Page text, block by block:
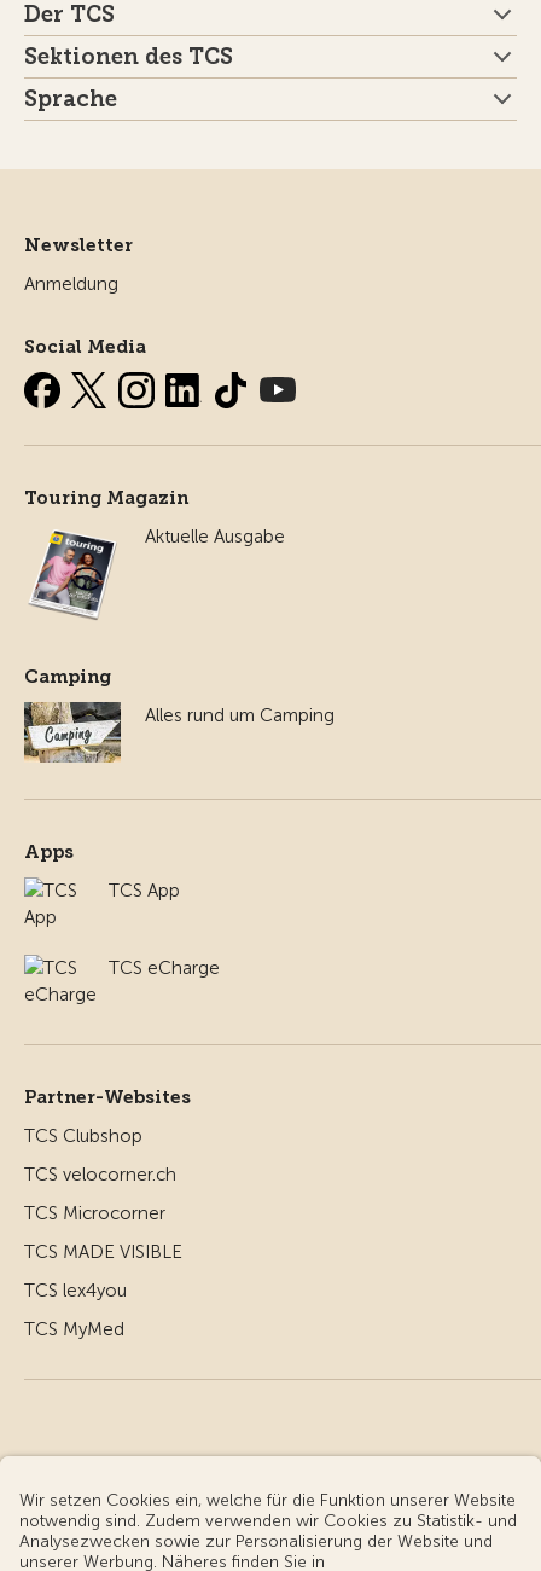
Der TCS
Sektionen des TCS
Sprache
Newsletter
Anmeldung
Social Media
Touring Magazin
Aktuelle Ausgabe
Camping
Alles rund um Camping
Apps
TCS App
TCS eCharge
Partner-Websites
TCS Clubshop
TCS velocorner.ch
TCS Microcorner
TCS MADE VISIBLE
TCS lex4you
TCS MyMed